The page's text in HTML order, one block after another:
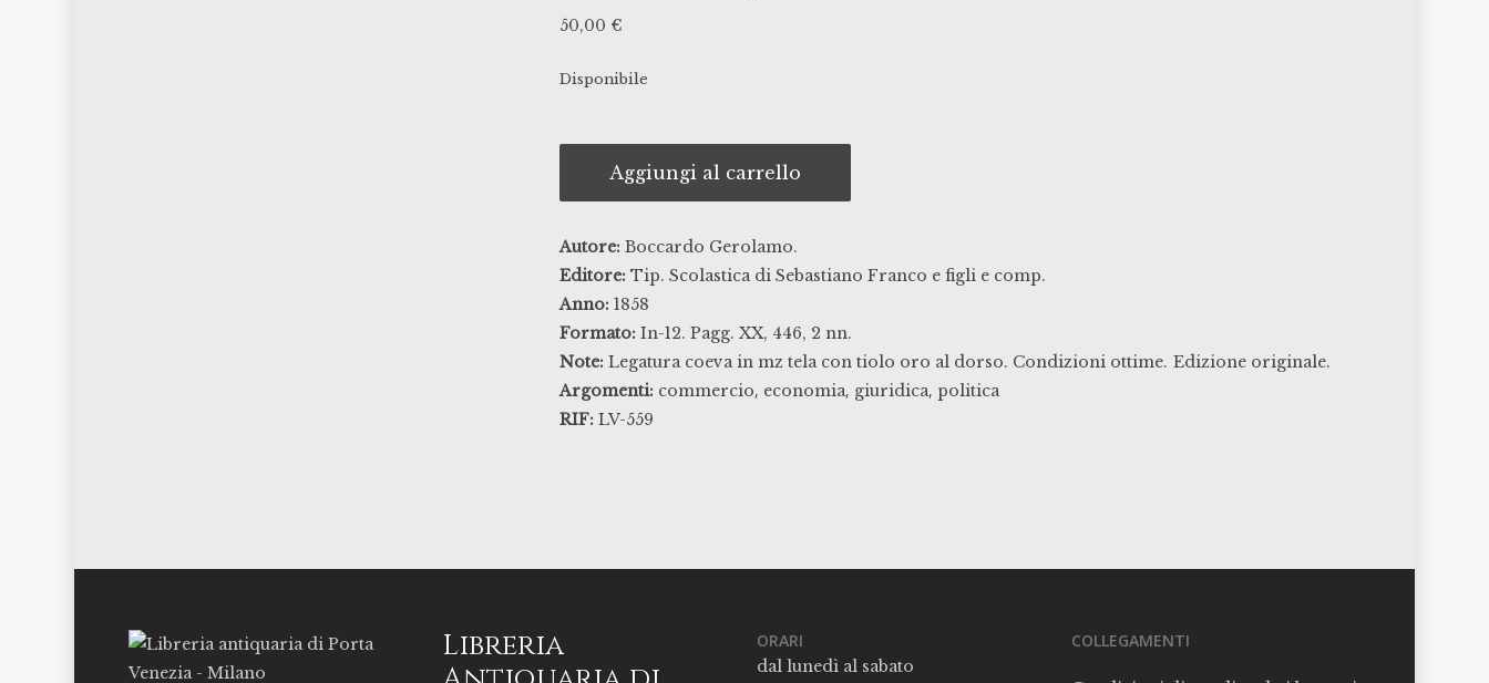
50,00 €
Disponibile
Aggiungi al carrello
Autore: Boccardo Gerolamo.
Editore: Tip. Scolastica di Sebastiano Franco e figli e comp.
Anno: 1858
Formato: In-12. Pagg. XX, 446, 2 nn.
Note: Legatura coeva in mz tela con tiolo oro al dorso. Condizioni ottime. Edizione originale.
Argomenti: commercio, economia, giuridica, politica
RIF: LV-559
Libreria
ORARI
dal lunedì al sabato
COLLEGAMENTI